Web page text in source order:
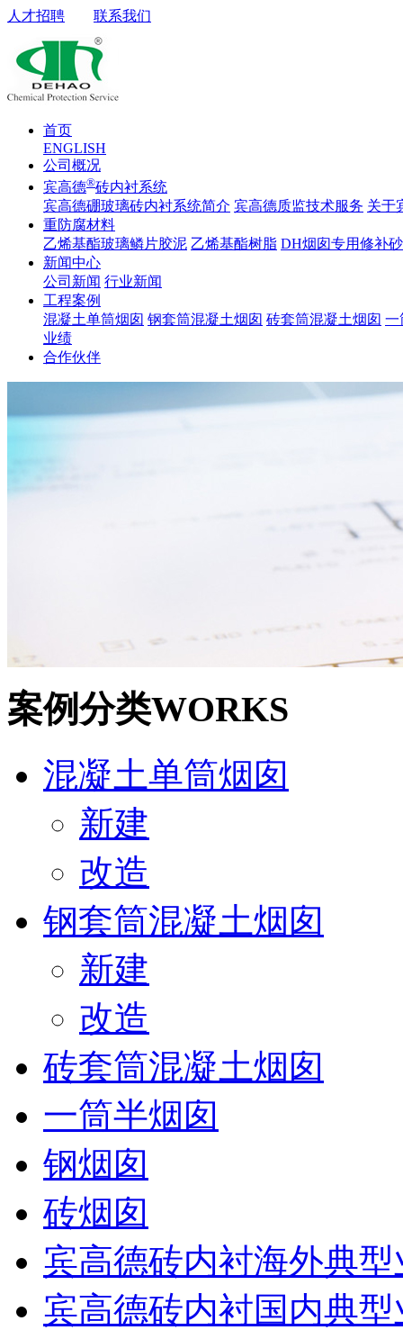
人才招聘 联系我们
首页
ENGLISH
公司概况
宾高德®砖内衬系统
宾高德硼玻璃砖内衬系统简介 宾高德质监技术服务 关于
重防腐材料
乙烯基酯玻璃鳞片胶泥 乙烯基酯树脂 DH烟囱专用修补
新闻中心
公司新闻 行业新闻
工程案例
混凝土单筒烟囱 钢套筒混凝土烟囱 砖套筒混凝土烟囱 一
业绩
合作伙伴
案例分类WORKS
混凝土单筒烟囱
新建
改造
钢套筒混凝土烟囱
新建
改造
砖套筒混凝土烟囱
一筒半烟囱
钢烟囱
砖烟囱
宾高德砖内衬海外典型
宾高德砖内衬国内典型